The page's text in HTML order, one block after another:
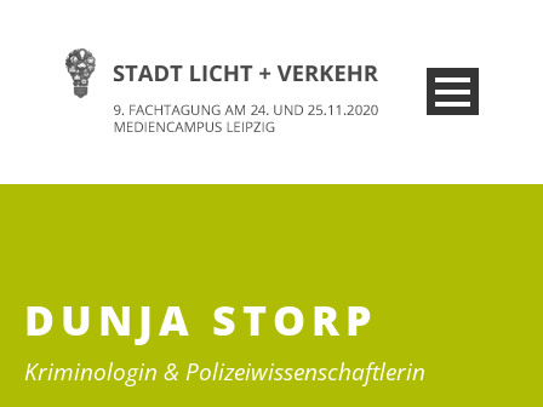
DUNJA STORP
Kriminologin & Polizeiwissenschaftlerin